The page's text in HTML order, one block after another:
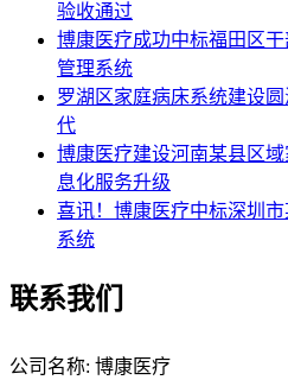
验收通过
博康医疗成功中标福田区
管理系统
罗湖区家庭病床系统建设
代
博康医疗建设河南某县区
息化服务升级
喜讯！博康医疗中标深圳
系统
联系我们
公司名称: 博康医疗